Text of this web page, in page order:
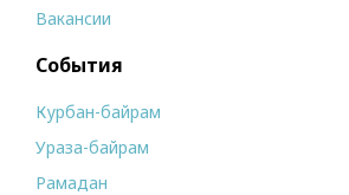
Вакансии
События
Курбан-байрам
Ураза-байрам
Рамадан